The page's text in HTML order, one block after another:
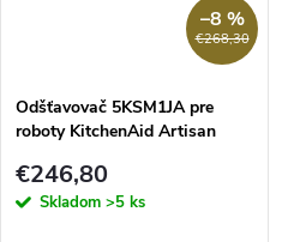
€268,30
–8 %
Odšťavovač 5KSM1JA pre
roboty KitchenAid Artisan
€246,80
Skladom >5 ks